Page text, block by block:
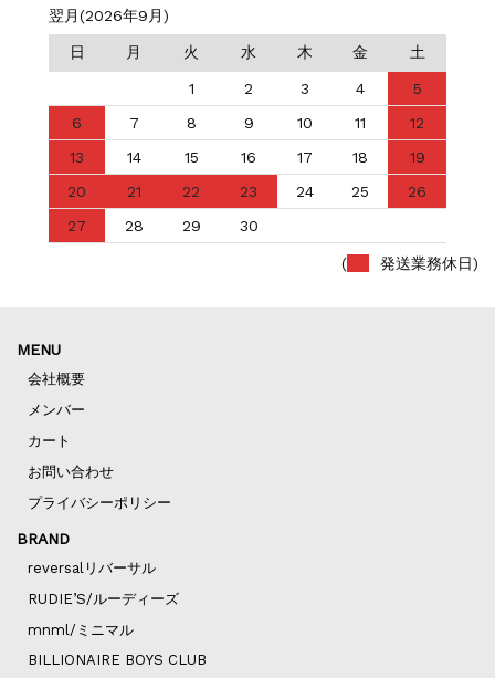
翌月(2026年9月)
日 月 火 水 木 金 土
1 2 3 4
5
6
7 8 9 10 11
12
13
14 15 16 17 18
19
20
21 22 23 24 25
26
27
28 29 30
( 発送業務休日)
MENU
会社概要
メンバー
カート
お問い合わせ
プライバシーポリシー
BRAND
reversalリバーサル
RUDIE’S/ルーディーズ
mnml/ミニマル
BILLIONAIRE BOYS CLUB